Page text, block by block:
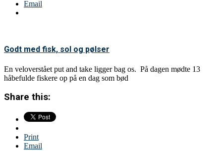
Email
Godt med fisk, sol og pølser
En veloverstået put and take ligger bag os. På dagen mødte 13
håbefulde fiskere op på en dag som bød
Share this:
Print
Email